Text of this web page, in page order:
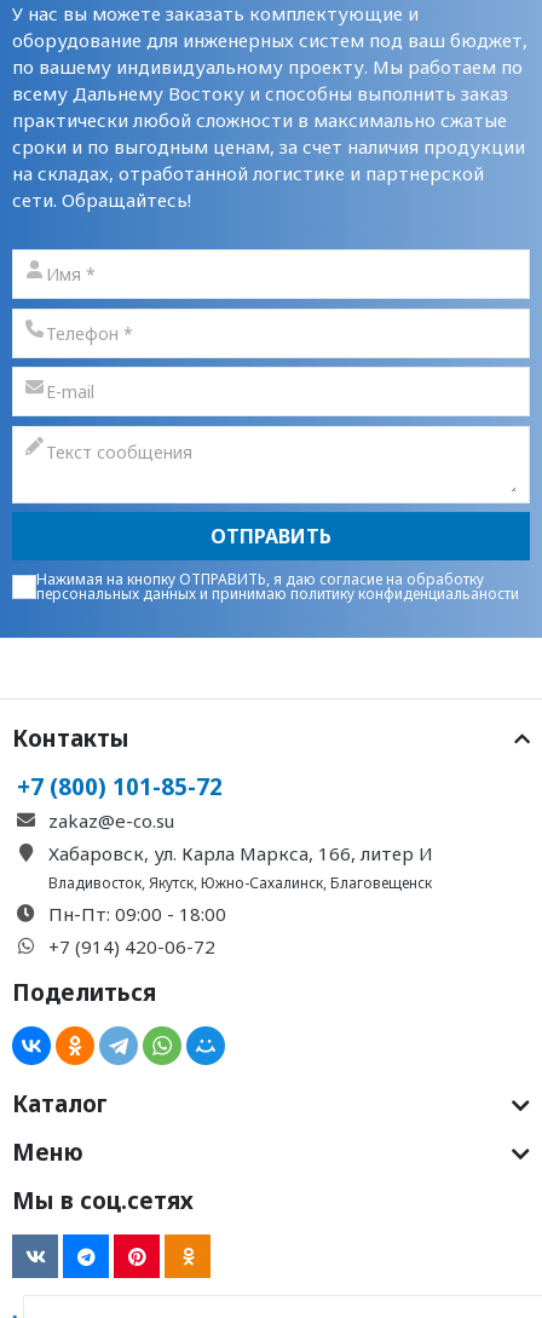
У нас вы можете заказать комплектующие и
оборудование для инженерных систем под ваш бюджет,
по вашему индивидуальному проекту. Мы работаем по
всему Дальнему Востоку и способны выполнить заказ
практически любой сложности в максимально сжатые
сроки и по выгодным ценам, за счет наличия продукции
на складах, отработанной логистике и партнерской
сети. Обращайтесь!
ОТПРАВИТЬ
Нажимая на кнопку ОТПРАВИТЬ, я даю согласие на обработку
персональных данныхи принимаюполитику конфиденциальаности
Контакты
+7 (800) 101-85-72
zakaz@e-co.su
Хабаровск, ул. Карла Маркса, 166, литер И
Владивосток,Якутск,Южно-Сахалинск,Благовещенск
Пн-Пт: 09:00 - 18:00
+7 (914) 420-06-72
Поделиться
Каталог
Меню
Мы в соц.сетях